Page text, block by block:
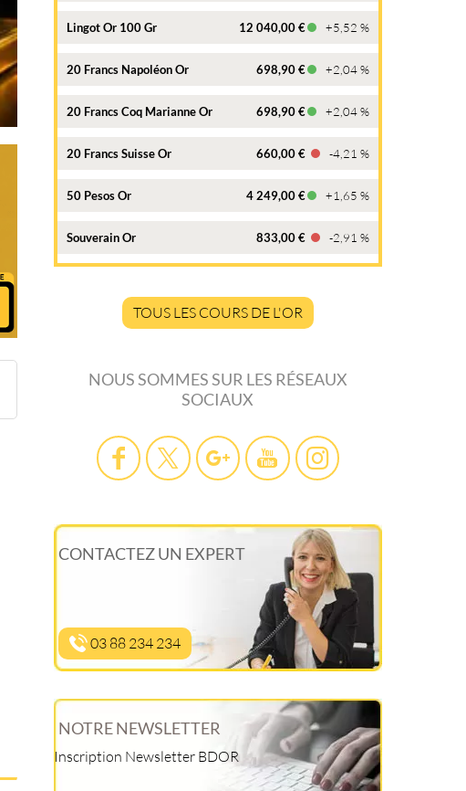
Lingot Or 100 Gr 12 040,00 € +5,52 %
20 Francs Napoléon Or 698,90 € +2,04 %
20 Francs Coq Marianne Or 698,90 € +2,04 %
20 Francs Suisse Or 660,00 € -4,21 %
50 Pesos Or 4 249,00 € +1,65 %
Souverain Or 833,00 € -2,91 %
TOUS LES COURS DE L'OR
NOUS SOMMES SUR LES RÉSEAUX
SOCIAUX
CONTACTEZ UN EXPERT
03 88 234 234
NOTRE NEWSLETTER
Inscription Newsletter BDOR